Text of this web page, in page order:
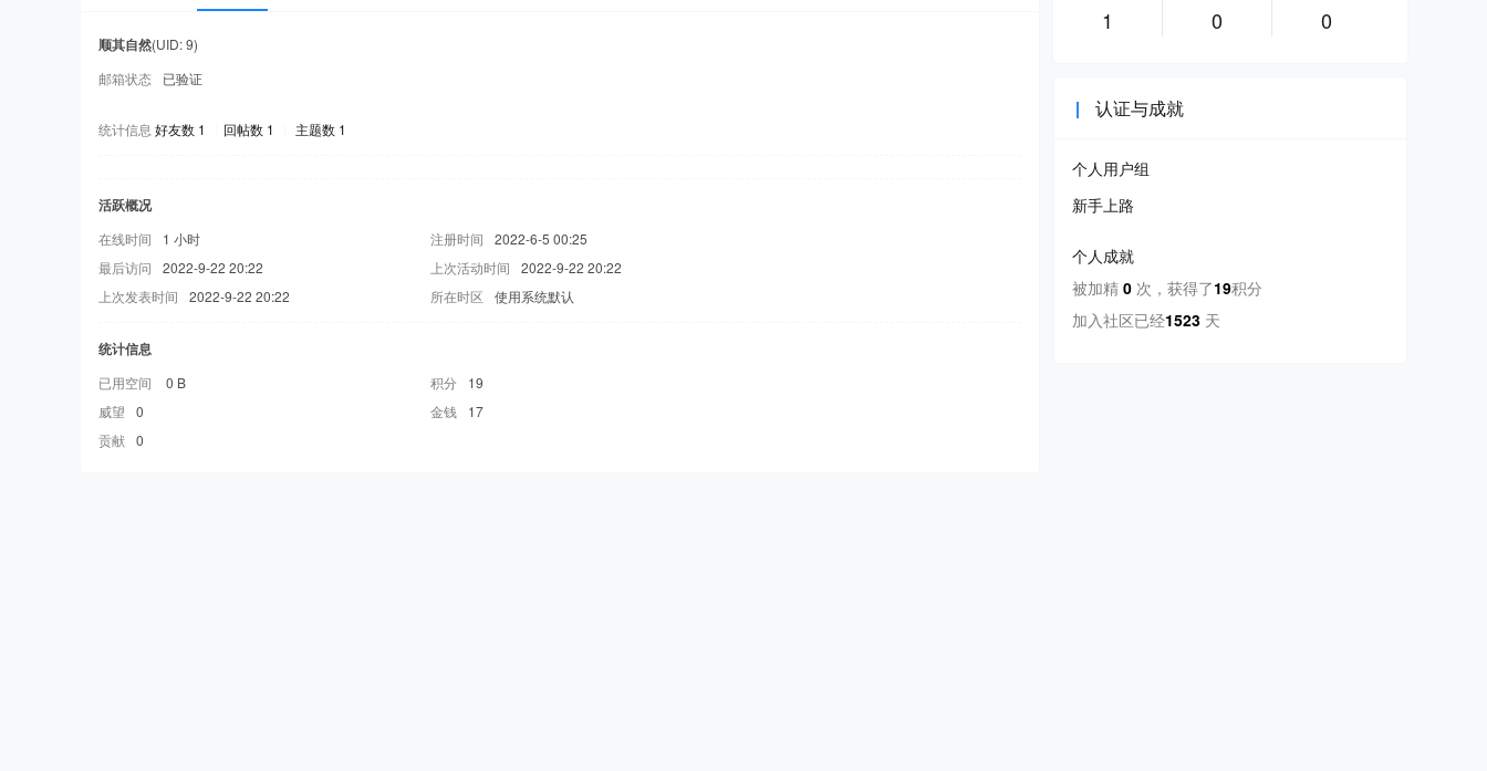
顺其自然(UID: 9)
邮箱状态
已验证
统计信息 好友数 1 回帖数 1 主题数 1
活跃概况
在线时间 1 小时 注册时间
2022-6-5 00:25
最后访问
2022-9-22 20:22 上次活动时间
2022-9-22 20:22
上次发表时间
2022-9-22 20:22 所在时区 使用系统默认
统计信息
已用空间 0 B 积分
19
威望
0 金钱
17
贡献 0
1 0 0
认证与成就
个人用户组
新手上路
个人成就
被加精 0 次 ， 获得了19积分
加入社区已经1523 天